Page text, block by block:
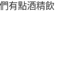
有點酒精飲